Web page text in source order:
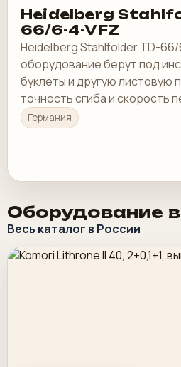
Heidelberg
66/6-4-VFZ
Heidelberg Stahlfolder TD-
оборудование берут под
буклеты и другую листовую
точность сгиба и скорость
Германия
Оборудование
Весь каталог в России